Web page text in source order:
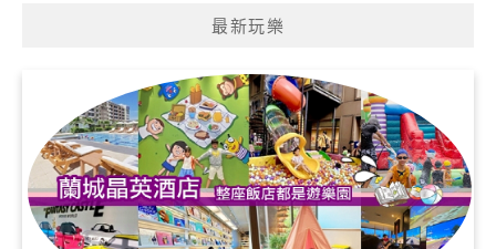
最新玩樂